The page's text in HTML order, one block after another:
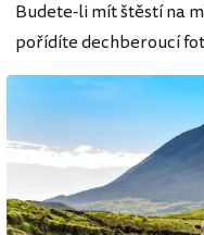
Budete-li mít štěstí na
pořídíte dechberoucí